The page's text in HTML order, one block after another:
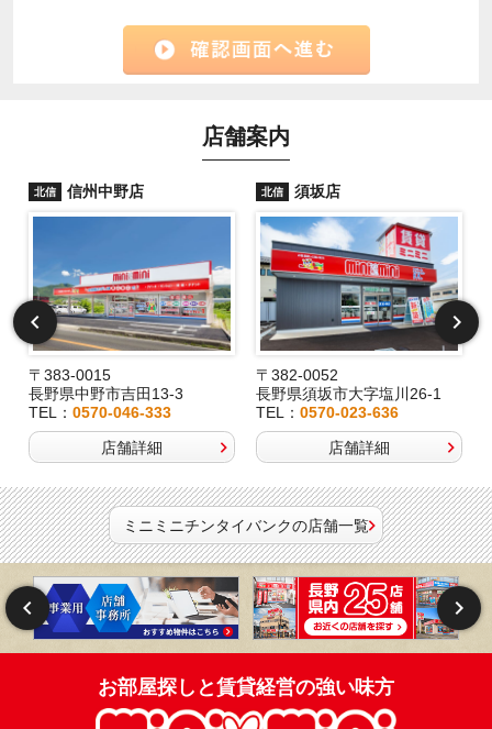
店舗案内
北信 信州中野店
〒383-0015
長野県中野市吉田13-3
TEL： 0570-046-333
店舗詳細
北信 須坂店
〒382-0052
長野県須坂市大字塩川26-1
TEL：0570-023-636
店舗詳細
ミニミニチンタイバンクの店舗一覧
お部屋探しと賃貸経営の強い味方